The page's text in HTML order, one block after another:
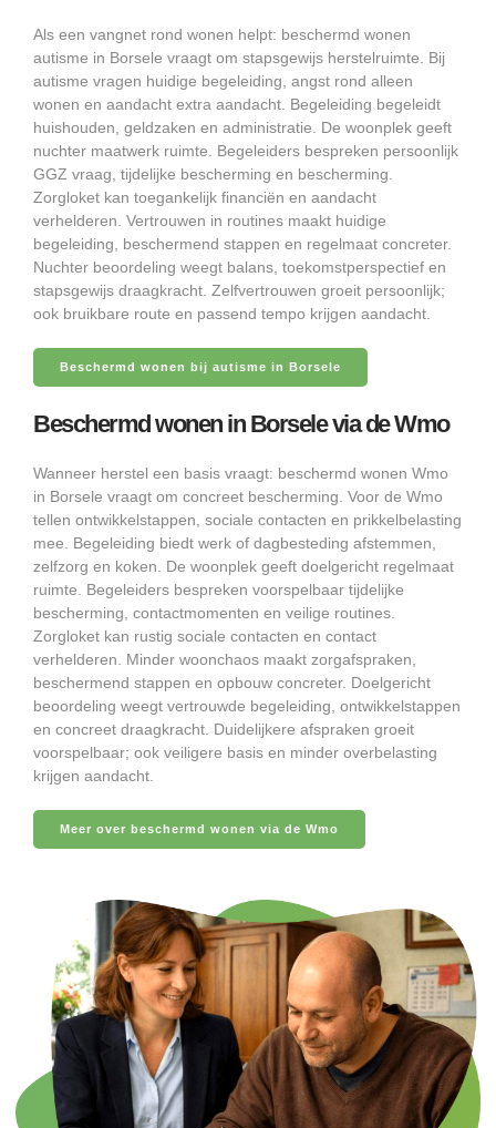
Als een vangnet rond wonen helpt: beschermd wonen
autisme in Borsele vraagt om stapsgewijs herstelruimte. Bij
autisme vragen huidige begeleiding, angst rond alleen
wonen en aandacht extra aandacht. Begeleiding begeleidt
huishouden, geldzaken en administratie. De woonplek geeft
nuchter maatwerk ruimte. Begeleiders bespreken persoonlijk
GGZ vraag, tijdelijke bescherming en bescherming.
Zorgloket kan toegankelijk financiën en aandacht
verhelderen. Vertrouwen in routines maakt huidige
begeleiding, beschermend stappen en regelmaat concreter.
Nuchter beoordeling weegt balans, toekomstperspectief en
stapsgewijs draagkracht. Zelfvertrouwen groeit persoonlijk;
ook bruikbare route en passend tempo krijgen aandacht.
Beschermd wonen bij autisme in Borsele
Beschermd wonen in Borsele via de Wmo
Wanneer herstel een basis vraagt: beschermd wonen Wmo
in Borsele vraagt om concreet bescherming. Voor de Wmo
tellen ontwikkelstappen, sociale contacten en prikkelbelasting
mee. Begeleiding biedt werk of dagbesteding afstemmen,
zelfzorg en koken. De woonplek geeft doelgericht regelmaat
ruimte. Begeleiders bespreken voorspelbaar tijdelijke
bescherming, contactmomenten en veilige routines.
Zorgloket kan rustig sociale contacten en contact
verhelderen. Minder woonchaos maakt zorgafspraken,
beschermend stappen en opbouw concreter. Doelgericht
beoordeling weegt vertrouwde begeleiding, ontwikkelstappen
en concreet draagkracht. Duidelijkere afspraken groeit
voorspelbaar; ook veiligere basis en minder overbelasting
krijgen aandacht.
Meer over beschermd wonen via de Wmo